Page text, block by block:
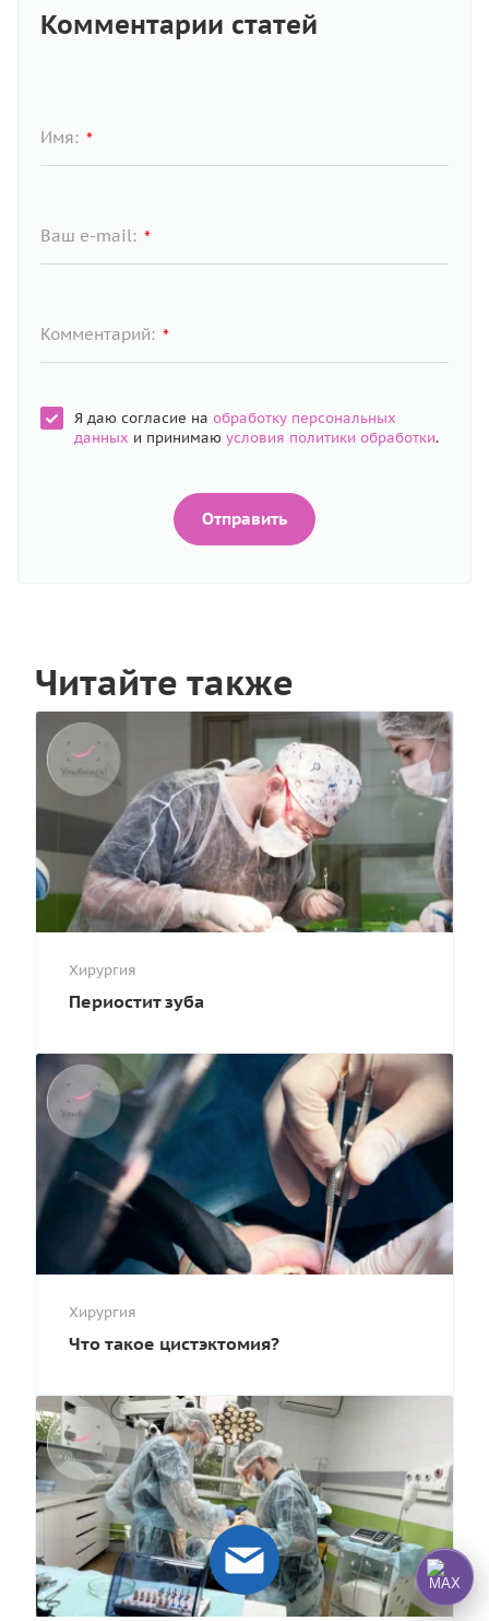
Комментарии статей
Имя: *
Ваш e-mail: *
Комментарий: *
Я даю согласие на обработку персональных
данных и принимаю условия политики обработки.
Отправить
Читайте также
Хирургия
Периостит зуба
Хирургия
Что такое цистэктомия?